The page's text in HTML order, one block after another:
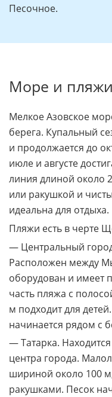
Песочное.
Море и
Мелкое Азовское
берега. Купальный
и продолжается до
июле и августе
линия длиной около
или ракушкой и
идеальна для отдыха.
Пляжи есть в черте
— Центральный
Расположен между
оборудован и имеет
часть пляжа с
м подходит для
начинается рядом с
— Татарка.
центра города.
шириной около 100
ракушками. Песок